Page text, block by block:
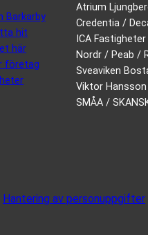
Barkarby
hit
här
företag
Atrium
Credentia /
ICA
Nordr / Peab /
Sveaviken
Viktor
SMÅA /
Hantering av personuppgifter